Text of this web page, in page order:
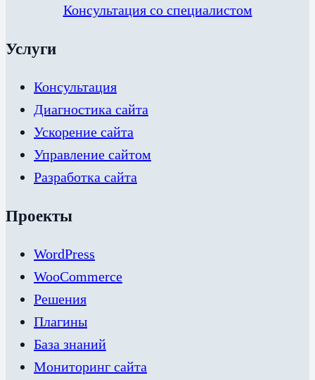
Консультация со специалистом
Услуги
Консультация
Диагностика сайта
Ускорение сайта
Управление сайтом
Разработка сайта
Проекты
WordPress
WooCommerce
Решения
Плагины
База знаний
Мониторинг сайта